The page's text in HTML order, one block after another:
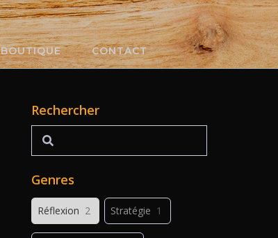
BOUTIQUE CONTACT
Rechercher
Rechercher
Genres
Réflexion 2 Stratégie 1